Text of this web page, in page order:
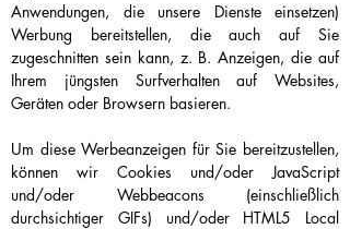
Anwendungen, die unsere Dienste einsetzen)
Werbung bereitstellen, die auch auf Sie
zugeschnitten sein kann, z. B. Anzeigen, die auf
Ihrem jüngsten Surfverhalten auf Websites,
Geräten oder Browsern basieren.
Um diese Werbeanzeigen für Sie bereitzustellen,
können wir Cookies und/oder JavaScript
und/oder Webbeacons (einschließlich
durchsichtiger GIFs) und/oder HTML5 Local